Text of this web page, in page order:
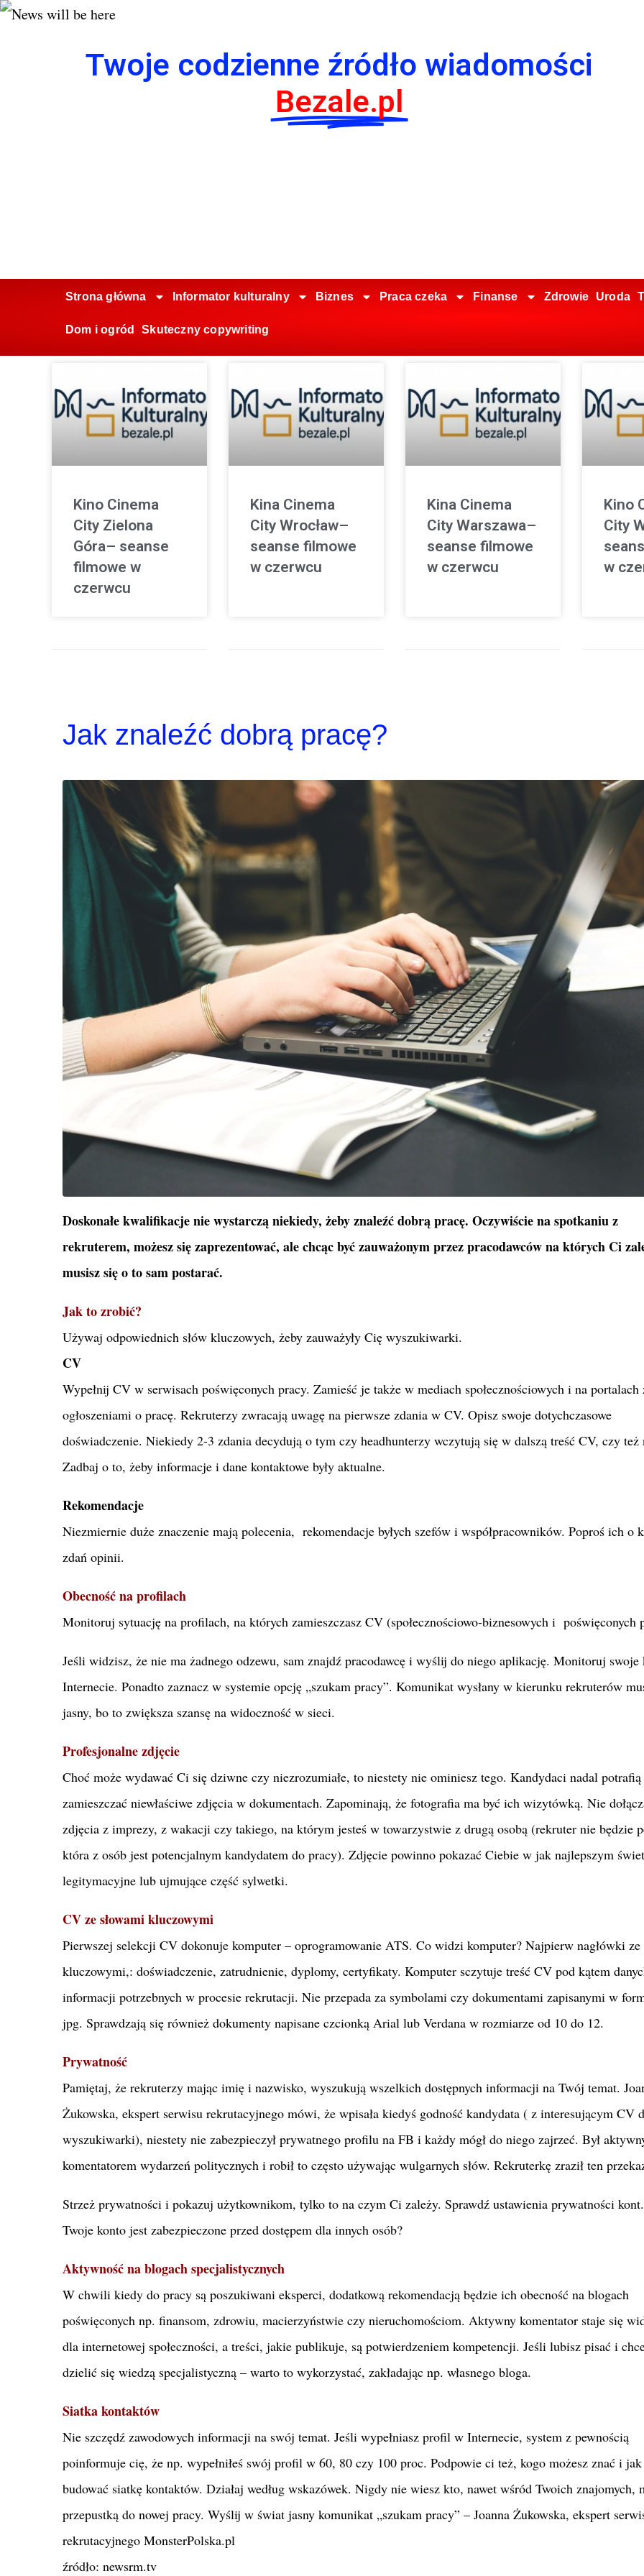
Twoje codzienne źródło wiadomości
Bezale.pl
Strona główna Informator kulturalny Biznes Praca czeka Finanse Zdrowie Uroda
Dom i ogród Skuteczny copywriting
Kino Cinema
City Zielona
Góra– seanse
filmowe w
czerwcu
Kina Cinema
City Wrocław–
seanse filmowe
w czerwcu
Kina Cinema
City Warszawa–
seanse filmowe
w czerwcu
Kino
City
w
Jak znaleźć dobrą pracę?
Doskonałe kwalifikacje nie wystarczą niekiedy, żeby znaleźć dobrą pracę. Oczywiście na spotkaniu z
rekruterem, możesz się zaprezentować, ale chcąc być zauważonym przez pracodawców na których Ci
musisz się o to sam postarać.
Jak to zrobić?
Używaj odpowiednich słów kluczowych, żeby zauważyły Cię wyszukiwarki.
CV
Wypełnij CV w serwisach poświęconych pracy. Zamieść je także w mediach społecznościowych i na portalach
ogłoszeniami o pracę. Rekruterzy zwracają uwagę na pierwsze zdania w CV. Opisz swoje dotychczasowe
doświadczenie. Niekiedy 2-3 zdania decydują o tym czy headhunterzy wczytują się w dalszą treść CV, czy też
Zadbaj o to, żeby informacje i dane kontaktowe były aktualne.
Rekomendacje
Niezmiernie duże znaczenie mają polecenia, rekomendacje byłych szefów i współpracowników. Poproś ich o
zdań opinii.
Obecność na profilach
Monitoruj sytuację na profilach, na których zamieszczasz CV (społecznościowo-biznesowych i poświęconych
Jeśli widzisz, że nie ma żadnego odzewu, sam znajdź pracodawcę i wyślij do niego aplikację. Monitoruj swoje
Internecie. Ponadto zaznacz w systemie opcję „szukam pracy”. Komunikat wysłany w kierunku rekruterów
jasny, bo to zwiększa szansę na widoczność w sieci.
Profesjonalne zdjęcie
Choć może wydawać Ci się dziwne czy niezrozumiałe, to niestety nie ominiesz tego. Kandydaci nadal potrafią
zamieszczać niewłaściwe zdjęcia w dokumentach. Zapominają, że fotografia ma być ich wizytówką. Nie
zdjęcia z imprezy, z wakacji czy takiego, na którym jesteś w towarzystwie z drugą osobą (rekruter nie będzie
która z osób jest potencjalnym kandydatem do pracy). Zdjęcie powinno pokazać Ciebie w jak najlepszym
legitymacyjne lub ujmujące część sylwetki.
CV ze słowami kluczowymi
Pierwszej selekcji CV dokonuje komputer – oprogramowanie ATS. Co widzi komputer? Najpierw nagłówki ze
kluczowymi,: doświadczenie, zatrudnienie, dyplomy, certyfikaty. Komputer sczytuje treść CV pod kątem
informacji potrzebnych w procesie rekrutacji. Nie przepada za symbolami czy dokumentami zapisanymi w
jpg. Sprawdzają się również dokumenty napisane czcionką Arial lub Verdana w rozmiarze od 10 do 12.
Prywatność
Pamiętaj, że rekruterzy mając imię i nazwisko, wyszukują wszelkich dostępnych informacji na Twój temat.
Żukowska, ekspert serwisu rekrutacyjnego mówi, że wpisała kiedyś godność kandydata ( z interesującym CV
wyszukiwarki), niestety nie zabezpieczył prywatnego profilu na FB i każdy mógł do niego zajrzeć. Był
komentatorem wydarzeń politycznych i robił to często używając wulgarnych słów. Rekruterkę zraził ten
Strzeż prywatności i pokazuj użytkownikom, tylko to na czym Ci zależy. Sprawdź ustawienia prywatności
Twoje konto jest zabezpieczone przed dostępem dla innych osób?
Aktywność na blogach specjalistycznych
W chwili kiedy do pracy są poszukiwani eksperci, dodatkową rekomendacją będzie ich obecność na blogach
poświęconych np. finansom, zdrowiu, macierzyństwie czy nieruchomościom. Aktywny komentator staje się
dla internetowej społeczności, a treści, jakie publikuje, są potwierdzeniem kompetencji. Jeśli lubisz pisać i
dzielić się wiedzą specjalistyczną – warto to wykorzystać, zakładając np. własnego bloga.
Siatka kontaktów
Nie szczędź zawodowych informacji na swój temat. Jeśli wypełniasz profil w Internecie, system z pewnością
poinformuje cię, że np. wypełniłeś swój profil w 60, 80 czy 100 proc. Podpowie ci też, kogo możesz znać i jak
budować siatkę kontaktów. Działaj według wskazówek. Nigdy nie wiesz kto, nawet wśród Twoich znajomych,
przepustką do nowej pracy. Wyślij w świat jasny komunikat „szukam pracy” – Joanna Żukowska, ekspert
rekrutacyjnego MonsterPolska.pl
źródło: newsrm.tv